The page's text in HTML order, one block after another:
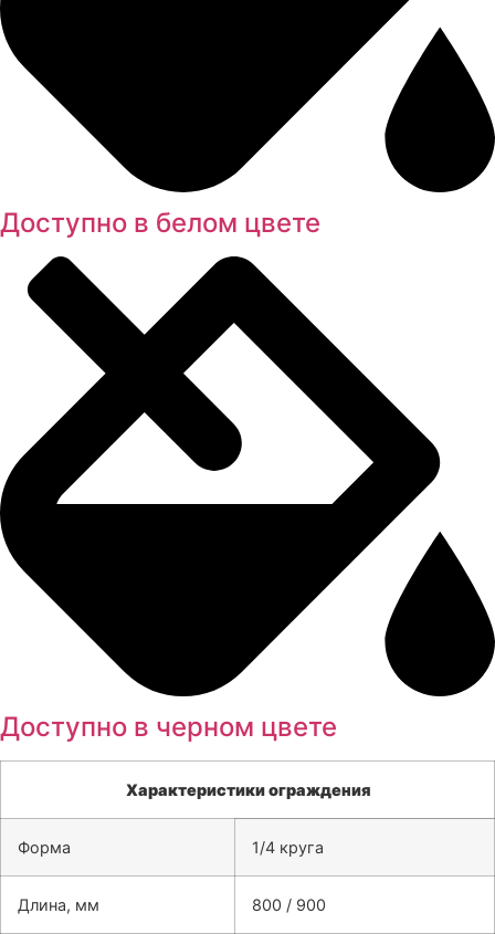
Доступно в белом цвете
Доступно в черном цвете
Характеристики ограждения
Форма 1/4 круга
Длина, мм 800 / 900